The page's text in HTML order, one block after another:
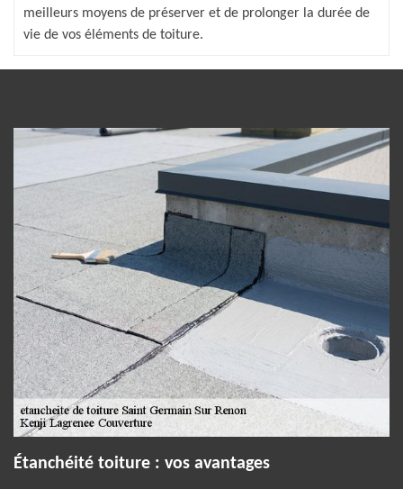
meilleurs moyens de préserver et de prolonger la durée de
vie de vos éléments de toiture.
Étanchéité toiture : vos avantages